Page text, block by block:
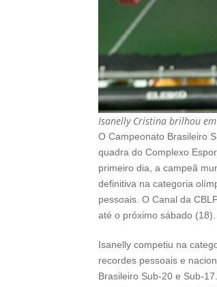
Isanelly Cristina brilhou em
O Campeonato Brasileiro
quadra do Complexo
primeiro dia, a campeã
definitiva na categoria
pessoais. O Canal da
até o próximo sábado (18).
Isanelly competiu na
recordes pessoais e
Brasileiro Sub-20 e Sub-